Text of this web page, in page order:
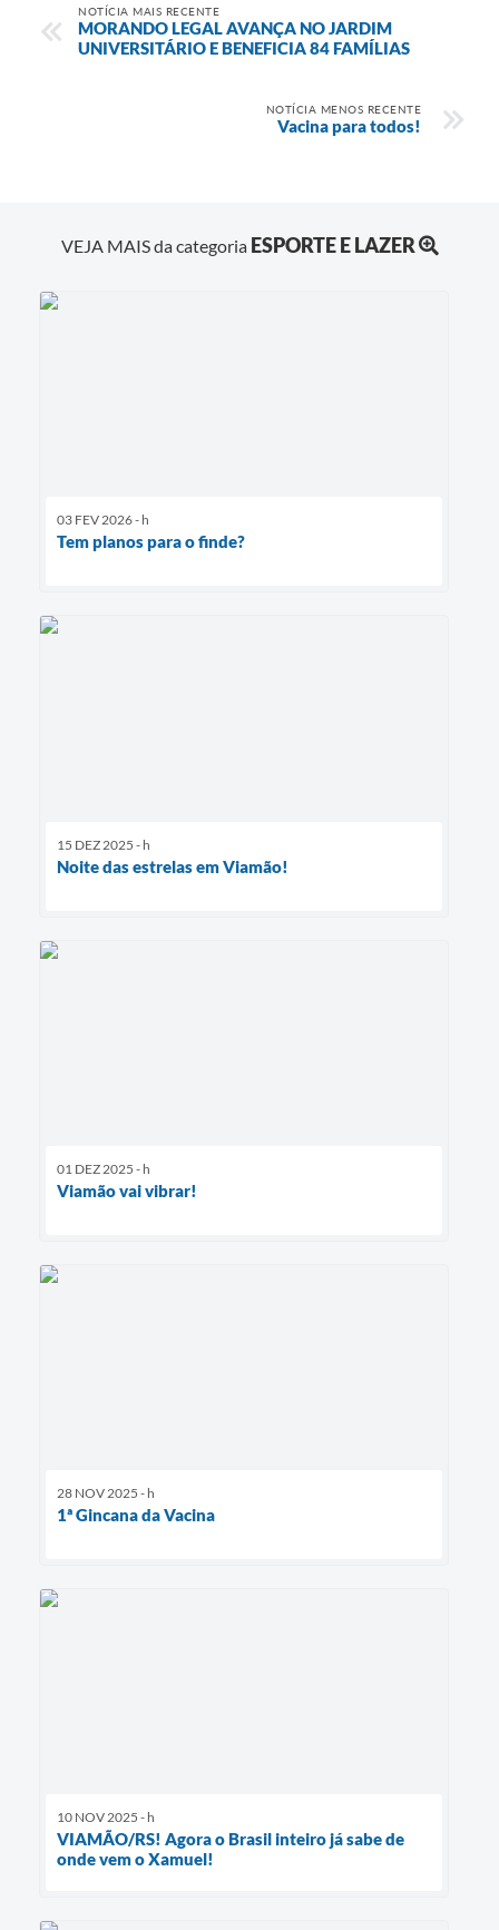
NOTÍCIA MAIS RECENTE
MORANDO LEGAL AVANÇA NO JARDIM
UNIVERSITÁRIO E BENEFICIA 84 FAMÍLIAS
NOTÍCIA MENOS RECENTE
Vacina para todos!
VEJA MAIS da categoria ESPORTE E LAZER
03 FEV 2026 - h
Tem planos para o finde?
15 DEZ 2025 - h
Noite das estrelas em Viamão!
01 DEZ 2025 - h
Viamão vai vibrar!
28 NOV 2025 - h
1ª Gincana da Vacina
10 NOV 2025 - h
VIAMÃO/RS! Agora o Brasil inteiro já sabe de
onde vem o Xamuel!